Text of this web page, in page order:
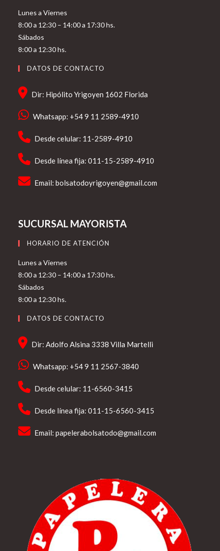
Lunes a Viernes
8:00 a 12:30 – 14:00 a 17:30 hs.
Sábados
8:00 a 12:30 hs.
DATOS DE CONTACTO
Dir: Hipólito Yrigoyen 1602 Florida
Whatsapp: +54 9 11 2589-4910
Desde celular: 11-2589-4910
Desde línea fija: 011-15-2589-4910
Email:bolsatodoyrigoyen@gmail.com
SUCURSAL MAYORISTA
HORARIO DE ATENCIÓN
Lunes a Viernes
8:00 a 12:30 – 14:00 a 17:30 hs.
Sábados
8:00 a 12:30 hs.
DATOS DE CONTACTO
Dir: Adolfo Alsina 3338 Villa Martelli
Whatsapp: +54 9 11 2567-3840
Desde celular: 11-6560-3415
Desde línea fija: 011-15-6560-3415
Email:papelerabolsatodo@gmail.com